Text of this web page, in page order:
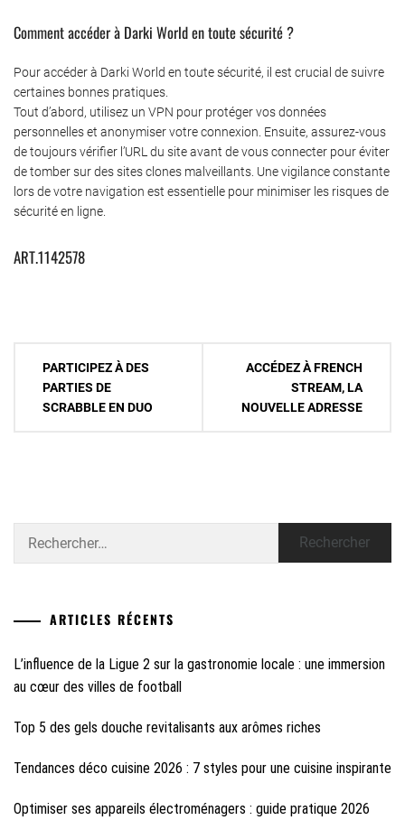
Comment accéder à Darki World en toute sécurité ?
Pour accéder à Darki World en toute sécurité, il est crucial de suivre
certaines bonnes pratiques.
Tout d’abord, utilisez un VPN pour protéger vos données
personnelles et anonymiser votre connexion. Ensuite, assurez-vous
de toujours vérifier l’URL du site avant de vous connecter pour éviter
de tomber sur des sites clones malveillants. Une vigilance constante
lors de votre navigation est essentielle pour minimiser les risques de
sécurité en ligne.
ART.1142578
Navigation
l’article
PARTICIPEZ À DES
PARTIES DE
SCRABBLE EN DUO
ACCÉDEZ À FRENCH
STREAM, LA
NOUVELLE ADRESSE
ARTICLES RÉCENTS
L’influence de la Ligue 2 sur la gastronomie locale : une immersion
au cœur des villes de football
Top 5 des gels douche revitalisants aux arômes riches
Tendances déco cuisine 2026 : 7 styles pour une cuisine inspirante
Optimiser ses appareils électroménagers : guide pratique 2026